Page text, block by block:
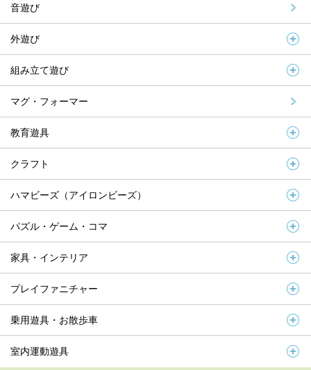
音遊び
外遊び
組み立て遊び
マグ・フォーマー
教育遊具
クラフト
ハマビーズ（アイロンビーズ）
パズル・ゲーム・コマ
家具・インテリア
プレイファニチャー
乗用遊具・お散歩車
室内運動遊具